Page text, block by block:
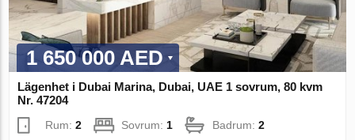
1 650 000 AED
Lägenhet i Dubai Marina, Dubai, UAE 1 sovrum, 80 kvm
Nr. 47204
Rum:2 Sovrum: 1 Badrum:2